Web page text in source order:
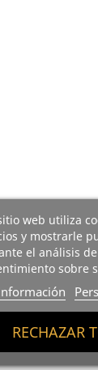
web utiliza
y mostrarle
el análisis
sobre
RECHAZAR